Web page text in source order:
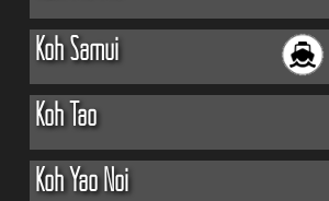
Koh Samui
Koh Tao
Koh Yao Noi